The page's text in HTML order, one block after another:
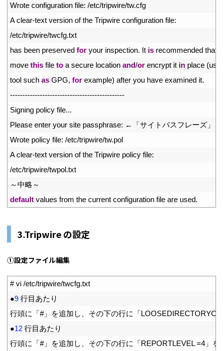
Wrote configuration file: /etc/tripwire/tw.cfg
A clear-text version of the Tripwire configuration file:
/etc/tripwire/twcfg.txt
has been preserved for your inspection. It is recommended that
move this file to a secure location and/or encrypt it in place (
tool such as GPG, for example) after you have examined it.
----------------------------------------------
Signing policy file...
Please enter your site passphrase: ←「サイトパスフレーズ」
Wrote policy file: /etc/tripwire/tw.pol
A clear-text version of the Tripwire policy file:
/etc/tripwire/twpol.txt
～中略～
default values from the current configuration file are used.
3.Tripwire の設定
①設定ファイル編集
# vi /etc/tripwire/twcfg.txt
●9 行目あたり
行頭に「#」を追加し、その下の行に「
●12 行目あたり
行頭に「#」を追加し、その下の行に「REPORTLEVEL =4」を